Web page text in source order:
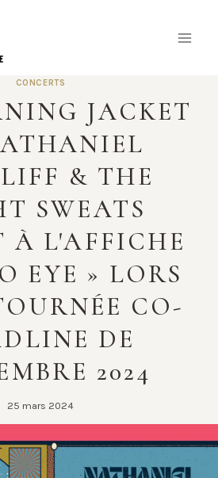
CONCERTS
JACKET
& THE
SWEATS
À L'AFFICHE
EYE » LORS
CO-
DE
2024
25 mars 2024